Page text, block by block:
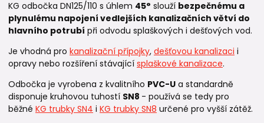
KG odbočka DN125/110 s úhlem 45° slouží bezpečnému a
plynulému napojení vedlejších kanalizačních větví do
hlavního potrubí při odvodu splaškových i dešťových vod.
Je vhodná pro kanalizační přípojky, dešťovou kanalizaci i
opravy nebo rozšíření stávající splaškové kanalizace.
Odbočka je vyrobena z kvalitního PVC-U a standardně
disponuje kruhovou tuhostí SN8 - používá se tedy pro
běžné KG trubky SN4 i KG trubky SN8 určené pro vyšší zátěž.